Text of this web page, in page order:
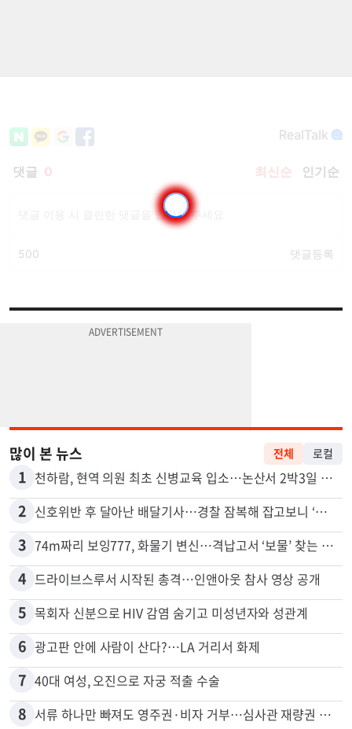
많이 본 뉴스 전체 로컬
1 천하람, 현역 의원 최초 신병교육 입소…논산서 2박3일 생활
2 신호위반 후 달아난 배달기사…경찰 잠복해 잡고보니 ‘반전’
3 74m짜리 보잉777, 화물기 변신…격납고서 ‘보물’ 찾는 인천공항
4 드라이브스루서 시작된 총격…인앤아웃 참사 영상 공개
5 목회자 신분으로 HIV 감염 숨기고 미성년자와 성관계
6 광고판 안에 사람이 산다?…LA 거리서 화제
7 40대 여성, 오진으로 자궁 적출 수술
8 서류 하나만 빠져도 영주권·비자 거부…심사관 재량권 대폭 확대